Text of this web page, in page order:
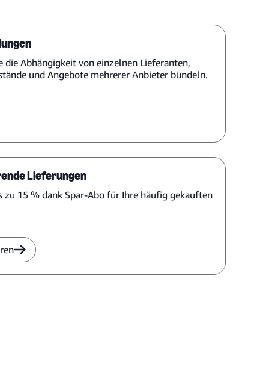
die Abhängigkeit von einzelnen Lieferanten,
und Angebote mehrerer Anbieter bündeln.
Lieferungen
zu 15 % dank Spar-Abo für Ihre häufig gekauften